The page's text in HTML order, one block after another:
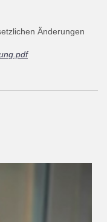
Änderungen